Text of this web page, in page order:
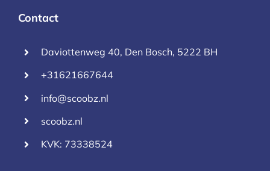
Contact
Daviottenweg 40, Den Bosch, 5222 BH
+31621667644
info@scoobz.nl
scoobz.nl
KVK: 73338524